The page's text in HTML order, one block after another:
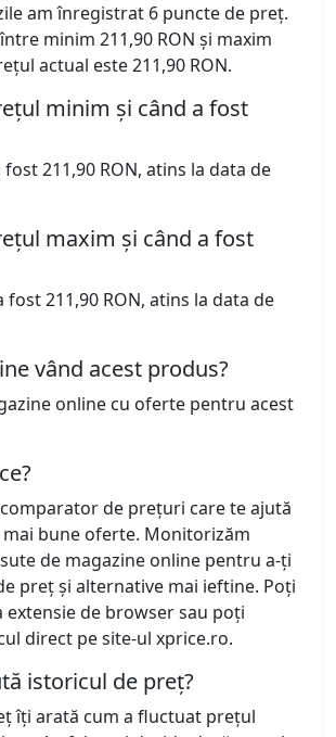
am înregistrat 6 puncte de preț.
minim 211,90 RON și maxim
actual este 211,90 RON.
minim și când a fost
211,90 RON, atins la data de
maxim și când a fost
fost 211,90 RON, atins la data de
vând acest produs?
online cu oferte pentru acest
de prețuri care te ajută
mai bune oferte. Monitorizăm
de magazine online pentru a-ți
preț și alternative mai ieftine. Poți
extensie de browser sau poți
direct pe site-ul xprice.ro.
istoricul de preț?
îți arată cum a fluctuat prețul